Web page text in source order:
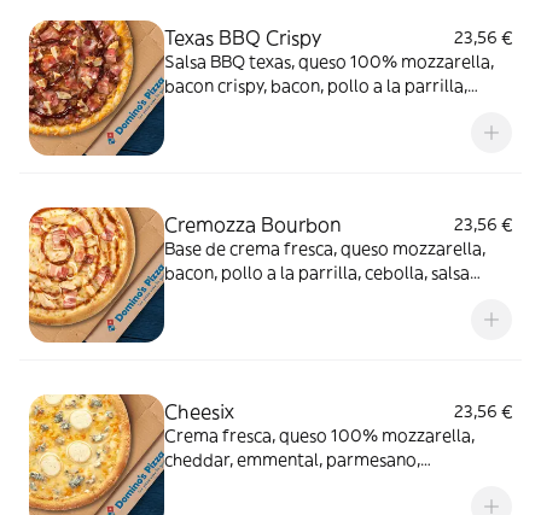
Texas BBQ Crispy
23,56 €
Salsa BBQ texas, queso 100% mozzarella,
bacon crispy, bacon, pollo a la parrilla,
Cremozza Bourbon
23,56 €
Base de crema fresca, queso mozzarella,
bacon, pollo a la parrilla, cebolla, salsa
Cheesix
23,56 €
Crema fresca, queso 100% mozzarella,
cheddar, emmental, parmesano,